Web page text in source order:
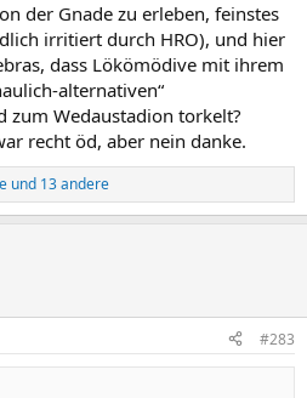
der Gnade zu erleben, feinstes
irritiert durch HRO), und hier
dass Lökömödive mit ihrem
alternativen“
zum Wedaustadion torkelt?
recht öd, aber nein danke.
und 13 andere
#283